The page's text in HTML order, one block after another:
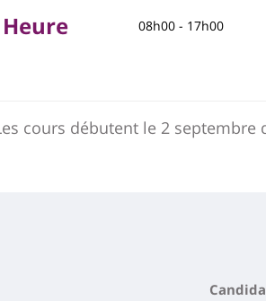
Heure 08h00 - 17h00
cours débutent le 2